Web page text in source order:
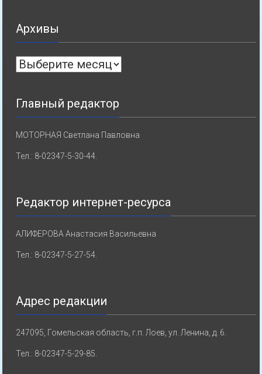
Архивы
Архивы
Главный редактор
МОТОРНАЯ Светлана Павловна
Тел.: 8-02347-5-30-44.
Редактор интернет-ресурса
АЛИФЕРОВА Анастасия Васильевна
Тел.: 8-02347-5-27-54.
Адрес редакции
247095, Гомельская область, г.п. Лоев, ул. Ленина, д. 6.
Тел.: 8-02347-5-29-85.